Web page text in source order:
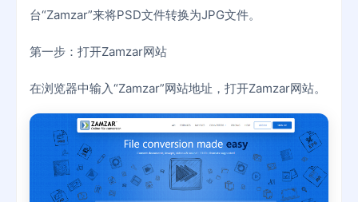
台“Zamzar”来将PSD文件转换为JPG文件。
第一步：打开Zamzar网站
在浏览器中输入“Zamzar”网站地址，打开Zamzar网站。